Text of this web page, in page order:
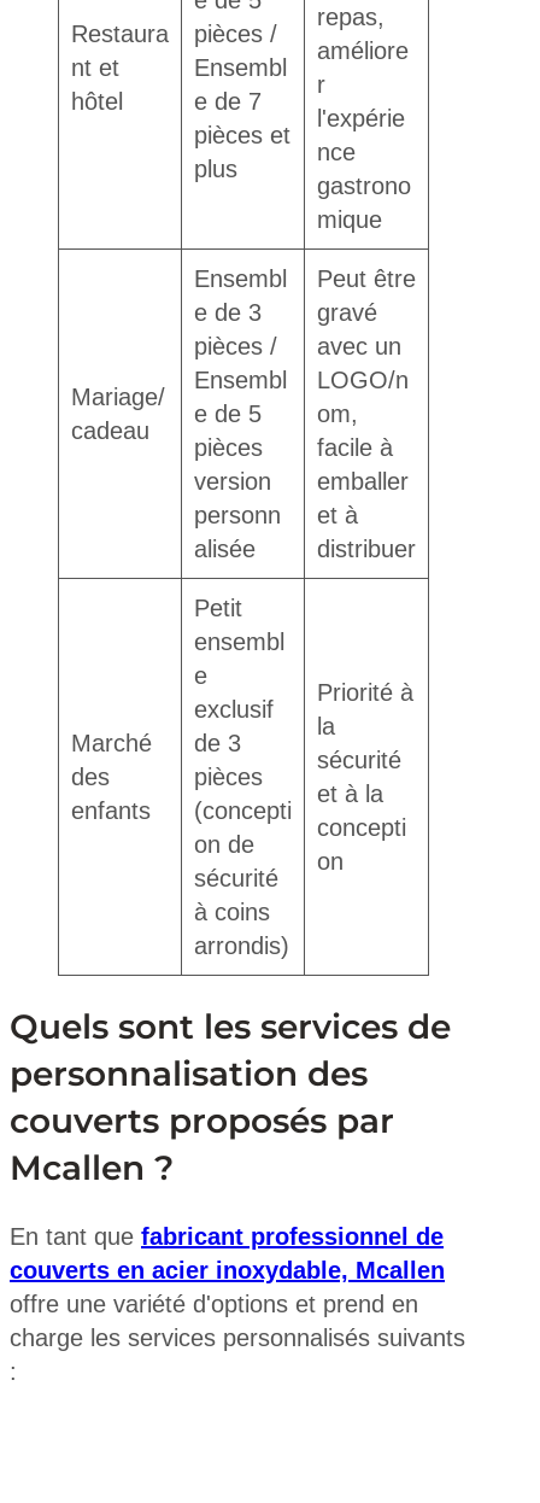
Restaura
nt et
hôtel
pièces /
Ensembl
e de 7
pièces et
plus
repas,
améliore
r
l'expérie
nce
gastrono
mique
Mariage/
cadeau
Ensembl
e de 3
pièces /
Ensembl
e de 5
pièces
version
personn
alisée
Peut être
gravé
avec un
LOGO/n
om,
facile à
emballer
et à
distribuer
Marché
des
enfants
Petit
ensembl
e
exclusif
de 3
pièces
(concepti
on de
sécurité
à coins
arrondis)
Priorité à
la
sécurité
et à la
concepti
on
Quels sont les services de
personnalisation des
couverts proposés par
Mcallen ?
En tant que fabricant professionnel de
couverts en acier inoxydable, Mcallen
offre une variété d'options et prend en
charge les services personnalisés suivants
: